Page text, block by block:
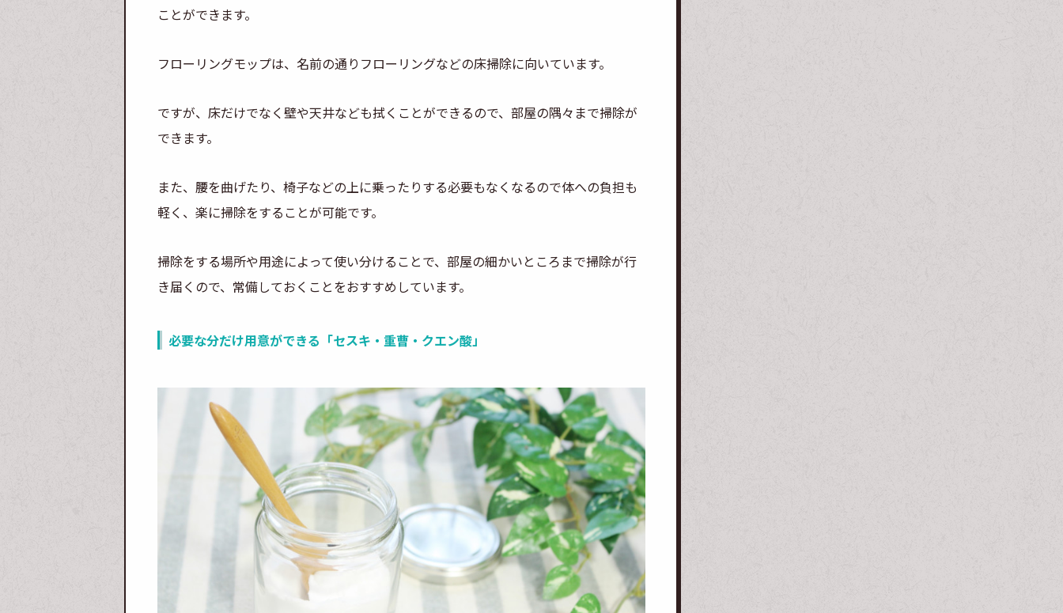
ことができます。
フローリングモップは、名前の通りフローリングなどの床掃除に向いています。
ですが、床だけでなく壁や天井なども拭くことができるので、部屋の隅々まで掃除が
できます。
また、腰を曲げたり、椅子などの上に乗ったりする必要もなくなるので体への負担も
軽く、楽に掃除をすることが可能です。
掃除をする場所や用途によって使い分けることで、部屋の細かいところまで掃除が行
き届くので、常備しておくことをおすすめしています。
必要な分だけ用意ができる「セスキ・重曹・クエン酸」